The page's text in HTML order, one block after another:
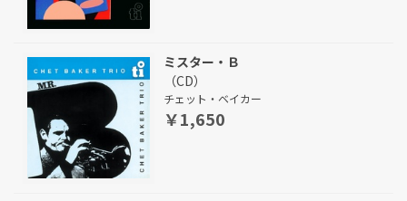
ミスター・Ｂ
（CD）
チェット・ベイカー
￥1,650